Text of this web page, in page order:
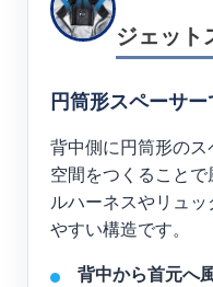
ジェット
円筒形スペーサー
背中側に円筒形の
空間をつくること
ルハーネスやリュ
やすい構造です。
背中から首元へ